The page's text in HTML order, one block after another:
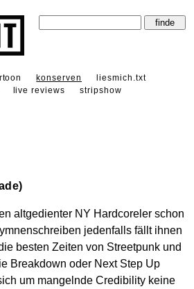
konserven
liesmich.txt
live reviews
stripshow
altgedienter NY Hardcoreler schon
jedenfalls fällt ihnen
besten Zeiten von Streetpunk und
Breakdown oder Next Step Up
um mangelnde Credibility keine